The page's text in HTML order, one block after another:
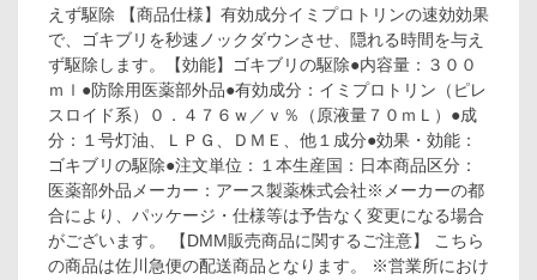
えず駆除 【商品仕様】有効成分イミプロトリンの速効効果
で、ゴキブリを秒速ノックダウンさせ、隠れる時間を与え
ず駆除します。【効能】ゴキブリの駆除●内容量：３００
ｍｌ●防除用医薬部外品●有効成分：イミプロトリン（ピレ
スロイド系）０．４７６ｗ／ｖ％（原液量７０ｍＬ）●成
分：１号灯油、ＬＰＧ、ＤＭＥ、他１成分●効果・効能：
ゴキブリの駆除●注文単位：１本生産国：日本商品区分：
医薬部外品メーカー：アース製薬株式会社※メーカーの都
合により、パッケージ・仕様等は予告なく変更になる場合
がございます。 【DMM販売商品に関するご注意】 こちら
の商品は佐川急便の配送商品となります。 ※営業所におけ